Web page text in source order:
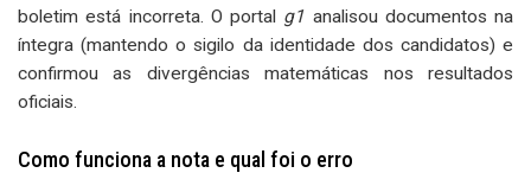
boletim está incorreta. O portal g1 analisou documentos na
íntegra (mantendo o sigilo da identidade dos candidatos) e
confirmou as divergências matemáticas nos resultados
oficiais.
Como funciona a nota e qual foi o erro